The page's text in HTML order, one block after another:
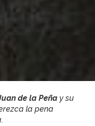
de la Peña y su
la pena